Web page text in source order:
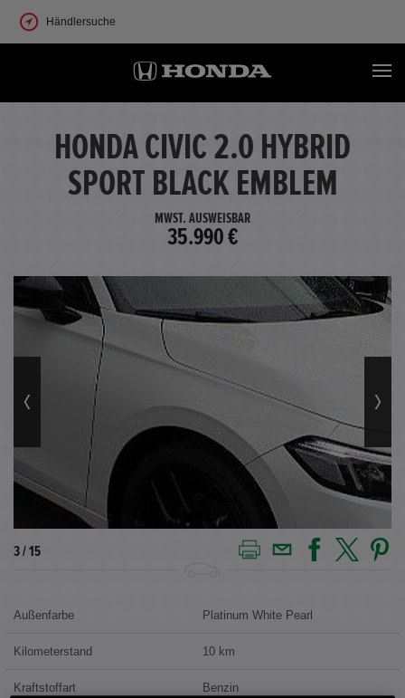
Händlersuche
HONDA CIVIC 2.0 HYBRID
SPORT BLACK EMBLEM
MWST. AUSWEISBAR
35.990 €
3 / 15
Außenfarbe Platinum White Pearl
Kilometerstand 10 km
Kraftstoffart Benzin